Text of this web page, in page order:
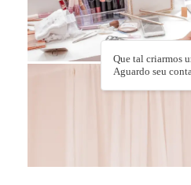
Que tal criarmos
Aguardo seu